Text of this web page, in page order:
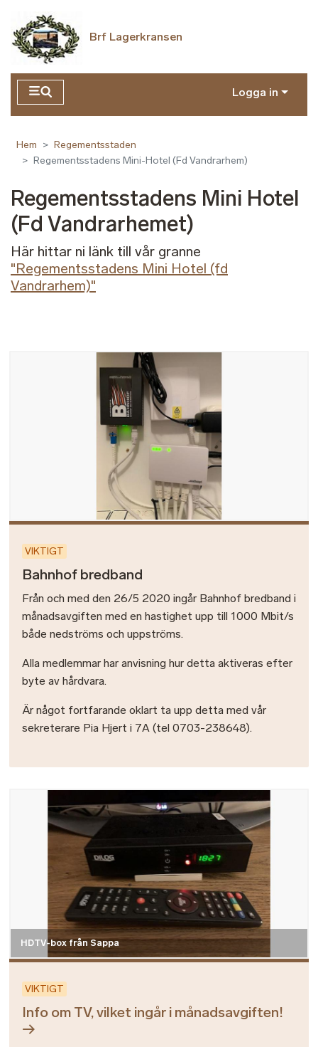
Brf Lagerkransen
Logga in
Hem
Regementsstaden
Regementsstadens Mini-Hotel (Fd Vandrarhem)
Regementsstadens Mini Hotel
(Fd Vandrarhemet)
Här hittar ni länk till vår granne
"Regementsstadens Mini Hotel (fd
Vandrarhem)"
VIKTIGT
Bahnhof bredband
Från och med den 26/5 2020 ingår Bahnhof bredband i
månadsavgiften med en hastighet upp till 1000 Mbit/s
både nedströms och uppströms.
Alla medlemmar har anvisning hur detta aktiveras efter
byte av hårdvara.
Är något fortfarande oklart ta upp detta med vår
sekreterare Pia Hjert i 7A (tel 0703-238648).
HDTV-box från Sappa
VIKTIGT
Info om TV, vilket ingår i månadsavgiften!